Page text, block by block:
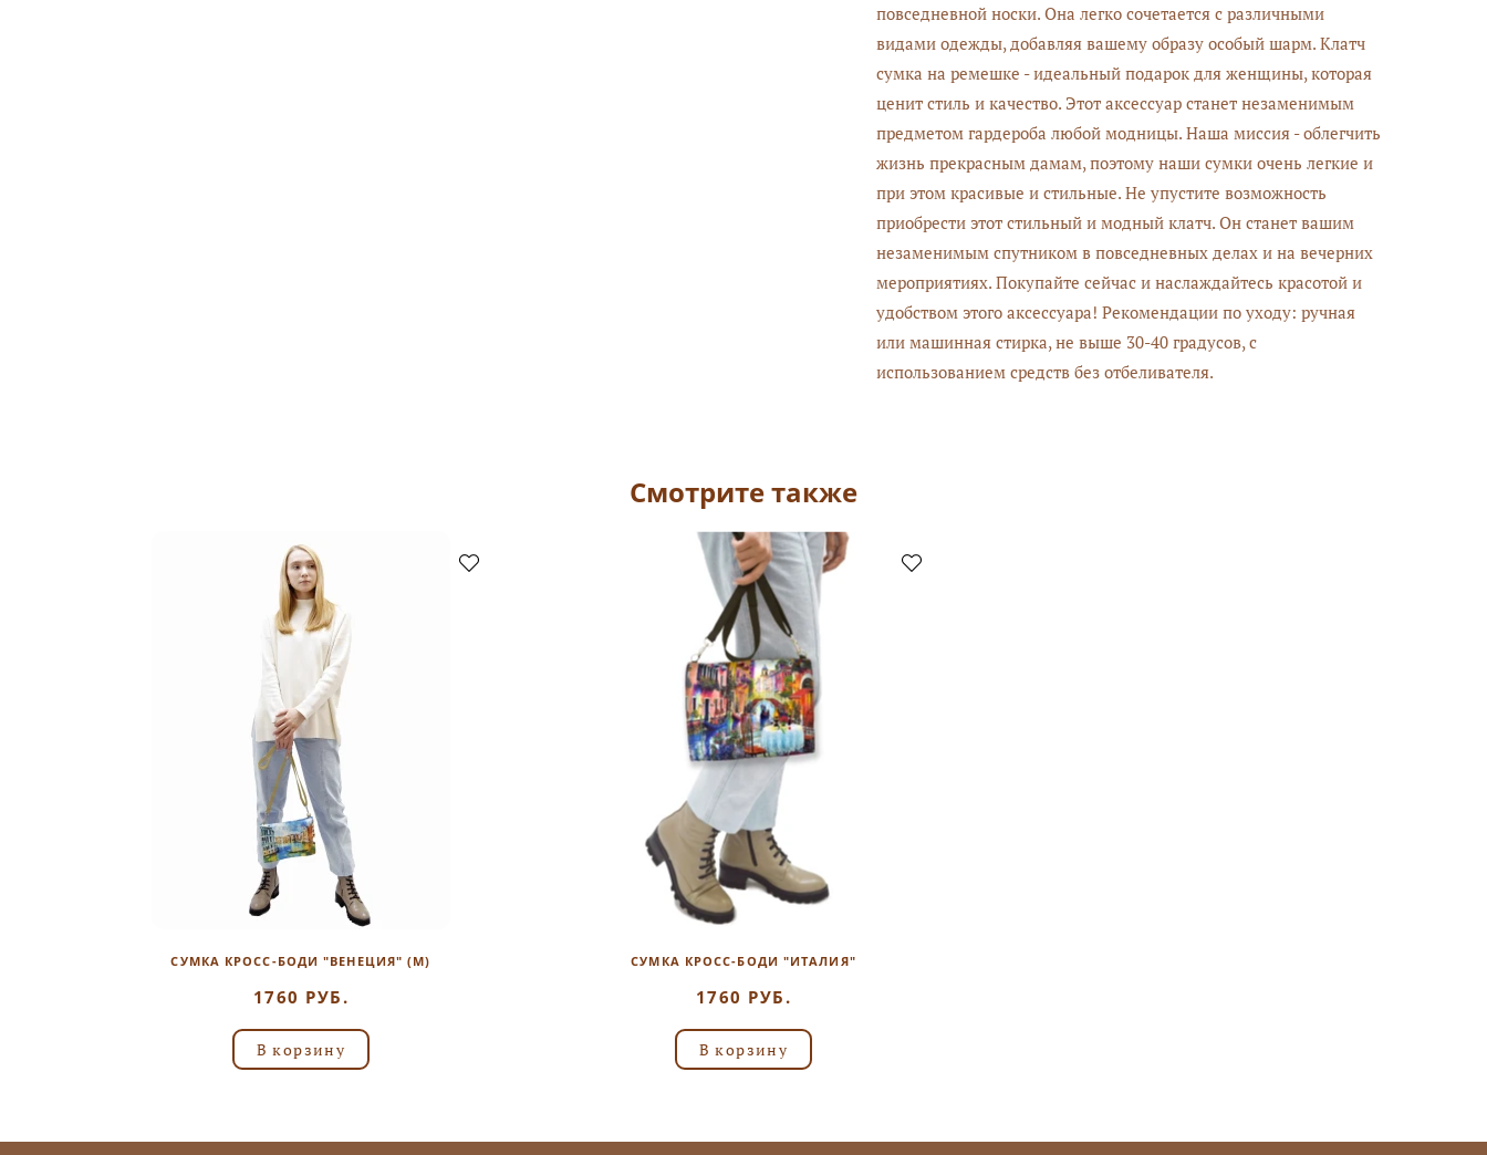
повседневной носки. Она легко сочетается с различными
видами одежды, добавляя вашему образу особый шарм. Клатч
сумка на ремешке - идеальный подарок для женщины, которая
ценит стиль и качество. Этот аксессуар станет незаменимым
предметом гардероба любой модницы. Наша миссия - облегчить
жизнь прекрасным дамам, поэтому наши сумки очень легкие и
при этом красивые и стильные. Не упустите возможность
приобрести этот стильный и модный клатч. Он станет вашим
незаменимым спутником в повседневных делах и на вечерних
мероприятиях. Покупайте сейчас и наслаждайтесь красотой и
удобством этого аксессуара! Рекомендации по уходу: ручная
или машинная стирка, не выше 30-40 градусов, с
использованием средств без отбеливателя.
Смотрите также
СУМКА КРОСС-БОДИ "ВЕНЕЦИЯ" (М)
1760 РУБ.
В корзину
СУМКА КРОСС-БОДИ "ИТАЛИЯ"
1760 РУБ.
В корзину